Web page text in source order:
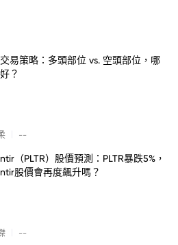
易策略：多頭部位 vs. 空頭部位，哪
？
--
（PLTR）股價預測：PLTR暴跌5%，
股價會再度飆升嗎？
--